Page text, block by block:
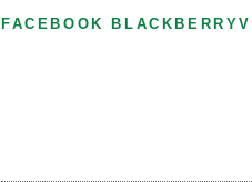
FACEBOOK